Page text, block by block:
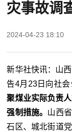
灾事故调
2024-04-23 18:10
新华社快讯：山
告4月23日向社会
聚煤业实际负责
强制措施。 山西
石区、城北街道